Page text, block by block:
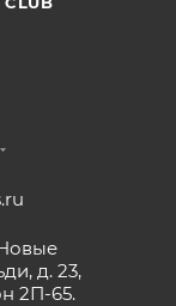
д. 23,
2П-65.